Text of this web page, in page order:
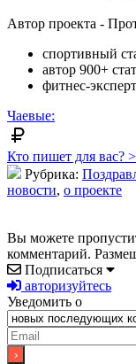
Автор проекта -
спортивный
автор 900+
фитнес-
Чаевые:
Кто пишет для вас?
Рубрика:
новости, о проекте
Вы можете
комментарий.
Подписаться
авторизуйтесь
Уведомить о